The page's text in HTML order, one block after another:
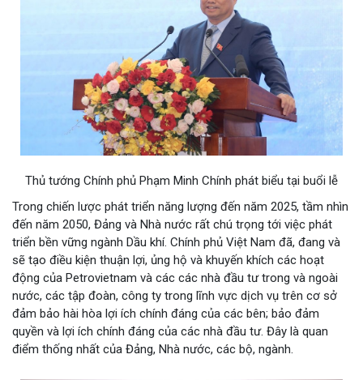
Thủ tướng Chính phủ Phạm Minh Chính phát biểu tại buổi lễ
Trong chiến lược phát triển năng lượng đến năm 2025, tầm nhìn
đến năm 2050, Đảng và Nhà nước rất chú trọng tới việc phát
triển bền vững ngành Dầu khí. Chính phủ Việt Nam đã, đang và
sẽ tạo điều kiện thuận lợi, ủng hộ và khuyến khích các hoạt
động của Petrovietnam và các các nhà đầu tư trong và ngoài
nước, các tập đoàn, công ty trong lĩnh vực dịch vụ trên cơ sở
đảm bảo hài hòa lợi ích chính đáng của các bên; bảo đảm
quyền và lợi ích chính đáng của các nhà đầu tư. Đây là quan
điểm thống nhất của Đảng, Nhà nước, các bộ, ngành.